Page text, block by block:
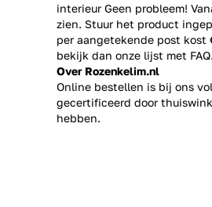
interieur Geen probleem!
zien. Stuur het product
per aangetekende post kost
bekijk dan onze lijst met FAQ.
Over Rozenkelim.nl
Online bestellen is bij ons
gecertificeerd door
hebben.